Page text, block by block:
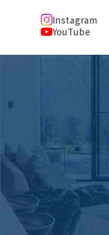
Instagram
YouTube